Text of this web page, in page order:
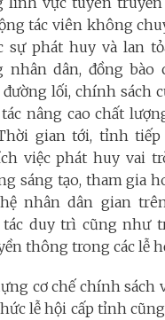
tác viên không
sự phát huy và lan
nhân dân, đồng bào
lối, chính sách
nâng cao chất
gian tới, tỉnh tiếp
việc phát huy vai
sáng tạo, tham gia
nhân dân gian
duy trì cũng như
thông trong các lễ
cơ chế chính sách
lễ hội cấp tỉnh